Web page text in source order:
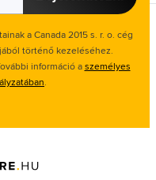
a Canada 2015 s. r. o. cég
történő kezeléséhez.
információ aszemélyes
.